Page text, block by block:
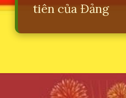
tiên của Đảng
Đang mở